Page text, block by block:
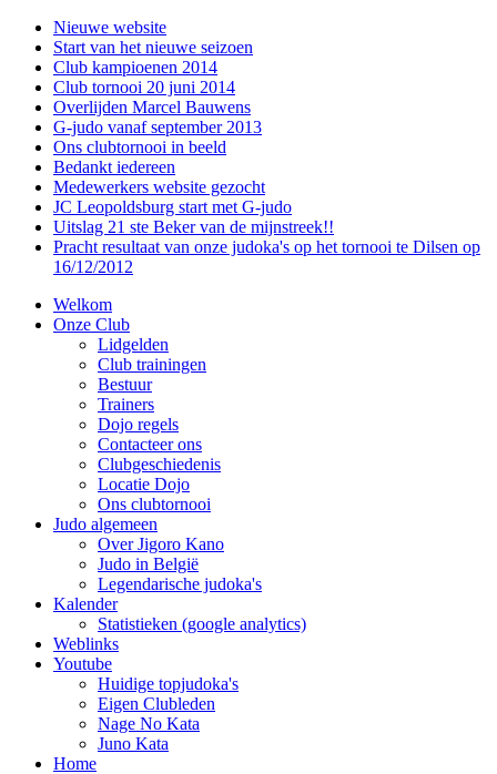
Nieuwe website
Start van het nieuwe seizoen
Club kampioenen 2014
Club tornooi 20 juni 2014
Overlijden Marcel Bauwens
G-judo vanaf september 2013
Ons clubtornooi in beeld
Bedankt iedereen
Medewerkers website gezocht
JC Leopoldsburg start met G-judo
Uitslag 21 ste Beker van de mijnstreek!!
Pracht resultaat van onze judoka's op het tornooi te Dilsen op
16/12/2012
Welkom
Onze Club
Lidgelden
Club trainingen
Bestuur
Trainers
Dojo regels
Contacteer ons
Clubgeschiedenis
Locatie Dojo
Ons clubtornooi
Judo algemeen
Over Jigoro Kano
Judo in België
Legendarische judoka's
Kalender
Statistieken (google analytics)
Weblinks
Youtube
Huidige topjudoka's
Eigen Clubleden
Nage No Kata
Juno Kata
Home